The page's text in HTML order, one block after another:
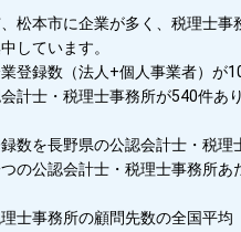
松本市に企業が多く、税理士事
しています。
登録数（法人+個人事業者）が
計士・税理士事務所が540件あり
数を長野県の公認会計士・税理
の公認会計士・税理士事務所あ
士事務所の顧問先数の全国平均